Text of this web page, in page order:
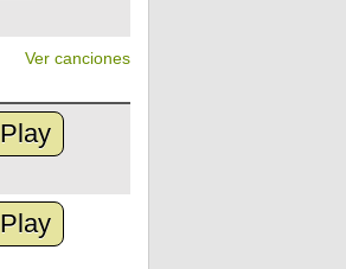
Ver canciones
Play
Play